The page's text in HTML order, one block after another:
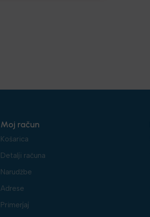
Moj račun
Košarica
Detalji računa
Narudžbe
Adrese
Primerjaj